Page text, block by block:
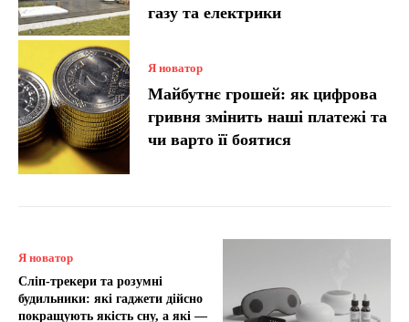
газу та електрики
Я новатор
Майбутнє грошей: як цифрова
гривня змінить наші платежі та
чи варто її боятися
Я новатор
Сліп-трекери та розумні
будильники: які гаджети дійсно
покращують якість сну, а які —